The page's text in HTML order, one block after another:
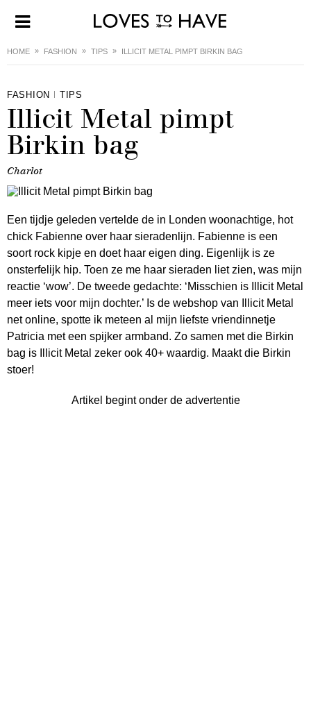
HOME FASHION TIPS ILLICIT METAL PIMPT BIRKIN BAG
FASHION TIPS
Illicit Metal pimpt
Birkin bag
Charlot
Een tijdje geleden vertelde de in Londen woonachtige, hot
chick Fabienne over haar sieradenlijn. Fabienne is een
soort rock kipje en doet haar eigen ding. Eigenlijk is ze
onsterfelijk hip. Toen ze me haar sieraden liet zien, was mijn
reactie ‘wow’. De tweede gedachte: ‘Misschien is Illicit Metal
meer iets voor mijn dochter.’ Is de webshop van Illicit Metal
net online, spotte ik meteen al mijn liefste vriendinnetje
Patricia met een spijker armband. Zo samen met die Birkin
bag is Illicit Metal zeker ook 40+ waardig. Maakt die Birkin
stoer!
Artikel begint onder de advertentie